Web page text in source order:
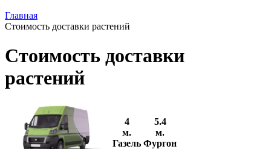
Главная
Стоимость доставки растений
Стоимость доставки
растений
4
м.
Газель
5.4
м.
Фургон